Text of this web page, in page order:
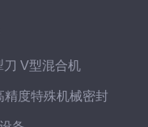
刀 V型混合机
度特殊机械密封